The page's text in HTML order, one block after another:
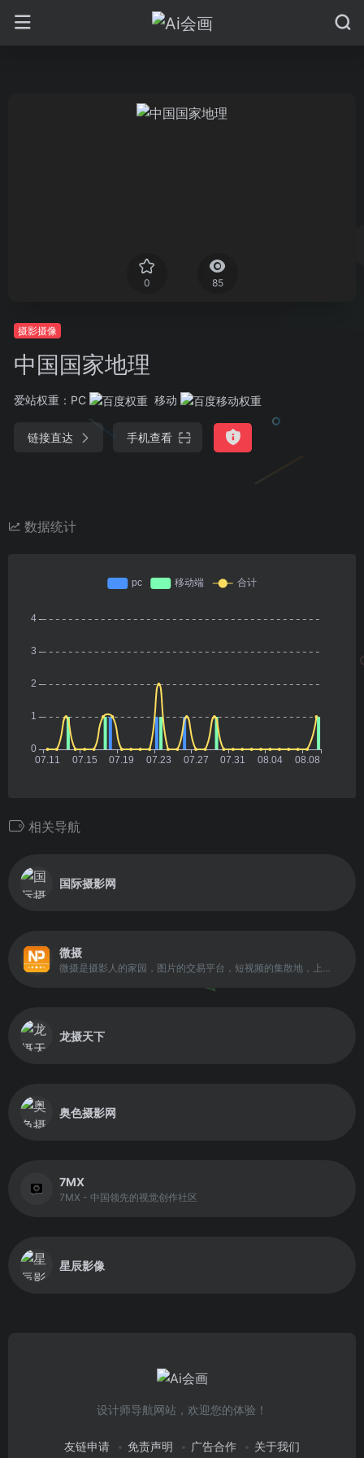
0 85
摄影摄像
中国国家地理
爱站权重： PC 移动
链接直达 手机查看
数据统计
相关导航
国际摄影网
微摄
微摄是摄影人的家园，图片的交易平台，短视频的集散地，上亿张全球高清摄影图片、 国家摄影、图片银行、图片素材、精选唯美摄影图下载、人像摄影、风光摄影、动物摄影、婚纱摄影、时尚摄影、鸟类摄影、旅游摄影、摄影技巧的应有尽有。
龙摄天下
奥色摄影网
7MX
7MX - 中国领先的视觉创作社区
星辰影像
设计师导航网站，欢迎您的体验！
友链申请 免责声明 广告合作 关于我们